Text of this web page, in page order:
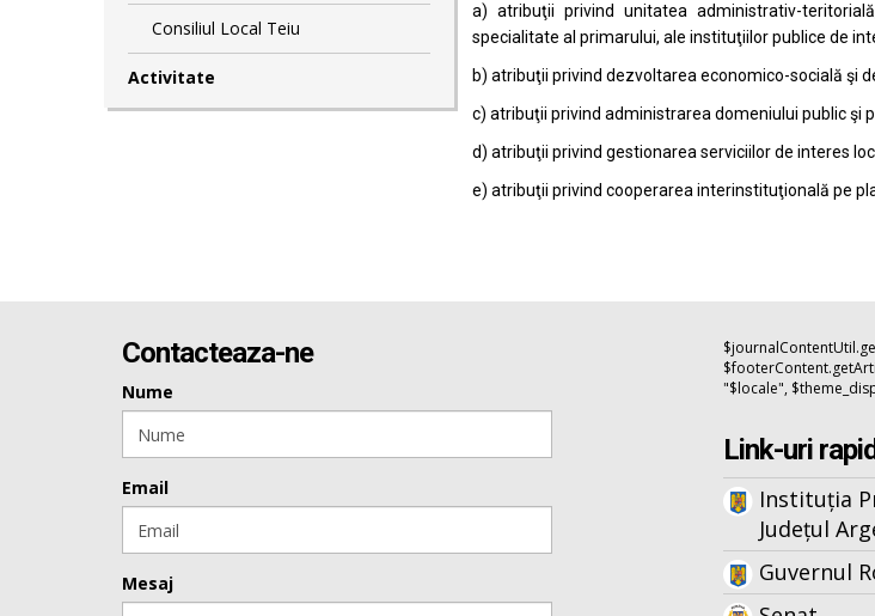
Consiliul Local Teiu
Activitate
a) atribuţii privind unitatea administrativ-
specialitate al primarului, ale instituţiilor publice de
b) atribuţii privind dezvoltarea economico-socială şi
c) atribuţii privind administrarea domeniului public şi
d) atribuţii privind gestionarea serviciilor de interes
e) atribuţii privind cooperarea interinstituţională pe
Contacteaza-ne
Nume
Email
Mesaj
"$locale",
Link-uri
Instituția
Județul
Guvernul